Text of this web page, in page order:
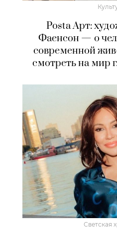
Posta Арт:
Фаенсон — о
современной
смотреть на мир
Светская